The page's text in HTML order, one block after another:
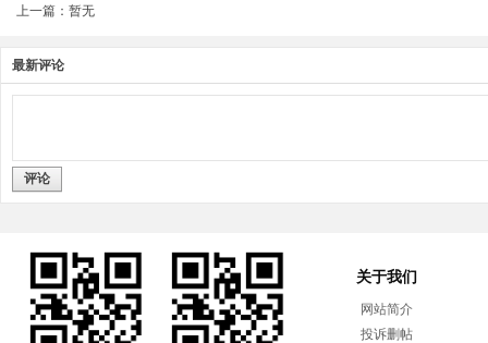
上一篇：暂无
最新评论
评论
关于我们
网站简介
投诉删帖